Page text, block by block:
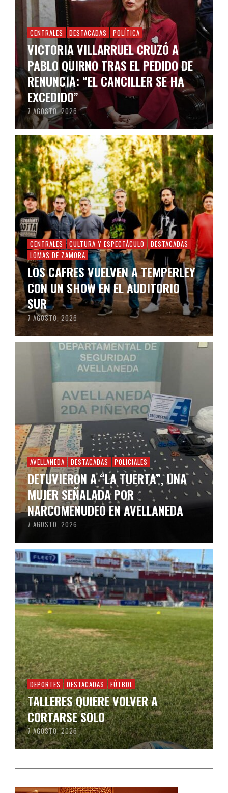
CENTRALES DESTACADAS POLÍTICA
VICTORIA VILLARRUEL CRUZÓ A
PABLO QUIRNO TRAS EL PEDIDO DE
RENUNCIA: “EL CANCILLER SE HA
EXCEDIDO”
7 AGOSTO, 2026
CENTRALES CULTURA Y ESPECTÁCULO
DESTACADAS
LOMAS DE ZAMORA
LOS CAFRES VUELVEN A TEMPERLEY
CON UN SHOW EN EL AUDITORIO
SUR
7 AGOSTO, 2026
AVELLANEDA DESTACADAS POLICIALES
DETUVIERON A “LA TUERTA”, UNA
MUJER SEÑALADA POR
NARCOMENUDEO EN AVELLANEDA
7 AGOSTO, 2026
DEPORTES DESTACADAS FÚTBOL
TALLERES QUIERE VOLVER A
CORTARSE SOLO
7 AGOSTO, 2026